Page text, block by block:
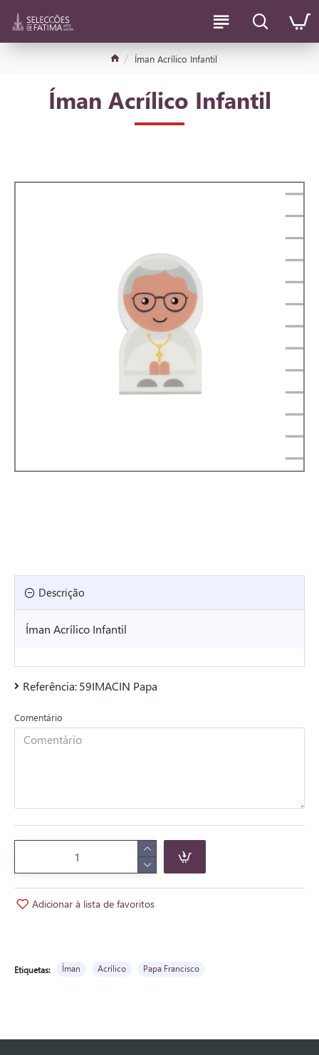
Íman Acrílico Infantil
Íman Acrílico Infantil
Descrição
Íman Acrílico Infantil
Referência:59IMACIN Papa
Comentário
Adicionar à lista de favoritos
Etiquetas: Íman Acrílico Papa Francisco